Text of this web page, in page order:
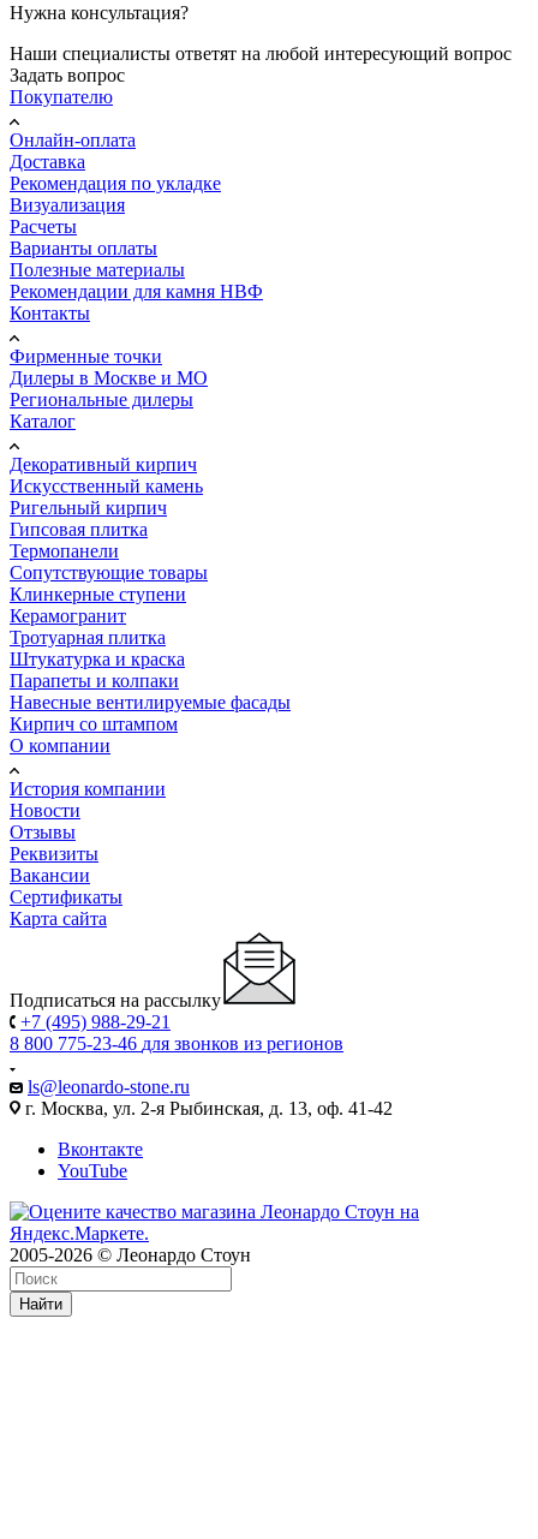
Нужна консультация?
Наши специалисты ответят на любой интересующий вопрос
Задать вопрос
Покупателю
Онлайн-оплата
Доставка
Рекомендация по укладке
Визуализация
Расчеты
Варианты оплаты
Полезные материалы
Рекомендации для камня НВФ
Контакты
Фирменные точки
Дилеры в Москве и МО
Региональные дилеры
Каталог
Декоративный кирпич
Искусственный камень
Ригельный кирпич
Гипсовая плитка
Термопанели
Сопутствующие товары
Клинкерные ступени
Керамогранит
Тротуарная плитка
Штукатурка и краска
Парапеты и колпаки
Навесные вентилируемые фасады
Кирпич со штампом
О компании
История компании
Новости
Отзывы
Реквизиты
Вакансии
Сертификаты
Карта сайта
Подписаться на рассылку
+7 (495) 988-29-21
8 800 775-23-46 для звонков из регионов
ls@leonardo-stone.ru
г. Москва, ул. 2-я Рыбинская, д. 13, оф. 41-42
Вконтакте
YouTube
2005-2026 © Леонардо Стоун
Найти